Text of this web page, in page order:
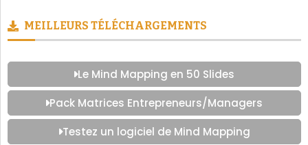
Le Mind Mapping en 50 Slides
Testez un logiciel de Mind Mapping
LES CATÉGORIES PHARES